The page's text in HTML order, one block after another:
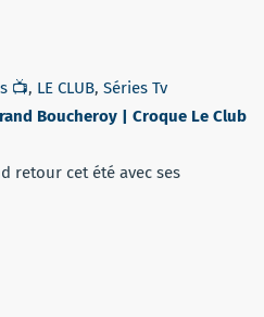
📺, LE CLUB, Séries Tv
Boucheroy | Croque Le Club
retour cet été avec ses